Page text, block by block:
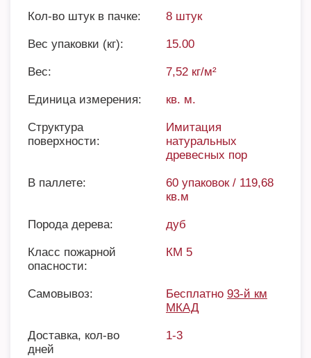
Кол-во штук в пачке: 8 штук
Вес упаковки (кг): 15.00
Вес: 7,52 кг/м²
Единица измерения: кв. м.
Структура
поверхности:
Имитация
натуральных
древесных пор
В паллете:
60 упаковок / 119,68
кв.м
Порода дерева: дуб
Класс пожарной
опасности:
КМ 5
Самовывоз: Бесплатно 93-й км
МКАД
Доставка, кол-во
дней
1-3